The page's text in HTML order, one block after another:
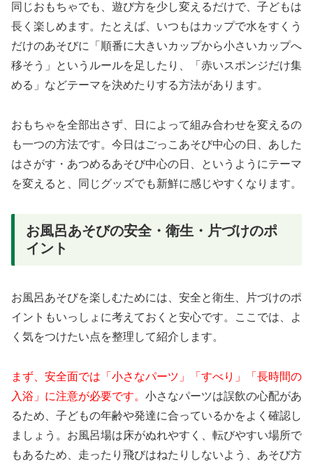
同じおもちゃでも、遊び方を少し変えるだけで、子どもは
長く楽しめます。たとえば、いつもはカップで水をすくう
だけのあそびに「順番に大きいカップから小さいカップへ
移そう」というルールを足したり、「赤いスポンジだけ集
める」などテーマを決めたりする方法があります。
おもちゃを全部出さず、日によって組み合わせを変えるの
も一つの方法です。今日はごっこあそび中心の日、あした
はさがす・あつめるあそび中心の日、というようにテーマ
を変えると、同じグッズでも新鮮に感じやすくなります。
お風呂あそびの安全・衛生・片づけのポ
イント
お風呂あそびを楽しむためには、安全と衛生、片づけのポ
イントもいっしょに考えておくと安心です。ここでは、よ
く気をつけたい点を整理して紹介します。
まず、安全面では「小さなパーツ」「すべり」「長時間の
入浴」に注意が必要です。 小さなパーツは誤飲の心配があ
るため、子どもの年齢や発達に合っているかをよく確認し
ましょう。お風呂場は床がぬれやすく、転びやすい場所で
もあるため、走ったり飛びはねたりしないよう、あそび方